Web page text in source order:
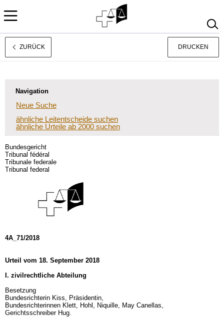
Français
ZURÜCK DRUCKEN
Navigation
Neue Suche
ähnliche Leitentscheide suchen
ähnliche Urteile ab 2000 suchen
Bundesgericht
Tribunal fédéral
Tribunale federale
Tribunal federal
4A_71/2018
Urteil vom 18. September 2018
I. zivilrechtliche Abteilung
Besetzung
Bundesrichterin Kiss, Präsidentin,
Bundesrichterinnen Klett, Hohl, Niquille, May Canellas,
Gerichtsschreiber Hug.